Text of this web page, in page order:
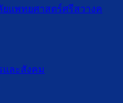
แพทยศาสตร์ศรีสวางค
และสังคม